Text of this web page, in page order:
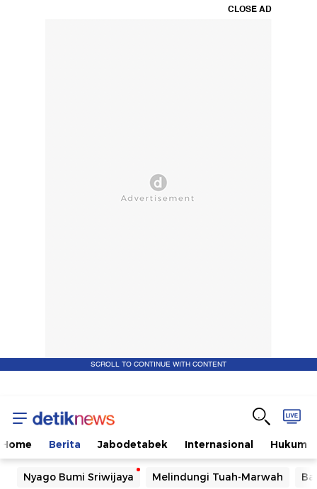
CLOSE AD
SCROLL TO CONTINUE WITH CONTENT
Home Berita Jabodetabek Internasional Hukum
Nyago Bumi Sriwijaya Melindungi Tuah-Marwah